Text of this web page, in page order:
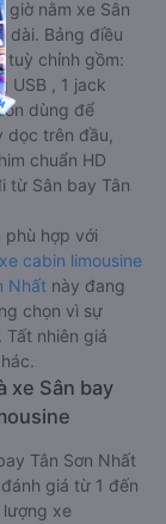
giờ nằm xe Sân
dài. Bảng điều
tuỳ chỉnh gồm:
USB , 1 jack
dùng để
trên đầu,
chuẩn HD
từ Sân bay Tân
phù hợp với
xe cabin limousine
Nhất này đang
chọn vì sự
nhiên giá
xe Sân bay
Tân Sơn Nhất
giá từ 1 đến
xe